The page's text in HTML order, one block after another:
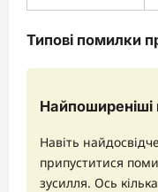
Типові помилки
Найпоширеніші
Навіть
припуститися
зусилля. Ось